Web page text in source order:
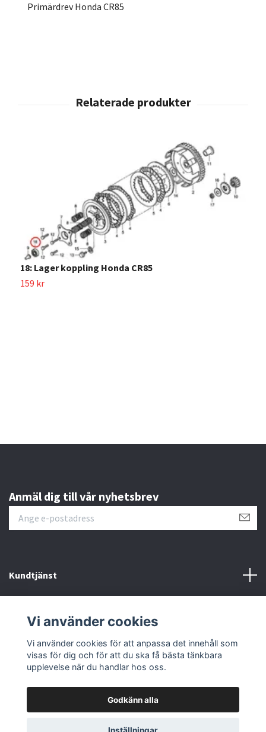
Primärdrev Honda CR85
18: Lager koppling Honda CR85
159 kr
Anmäl dig till vår nyhetsbrev
Kundtjänst
Sociala medier
© 2026 FmotoPowered by Quickbutik
Vi använder cookies
Vi använder cookies för att anpassa det innehåll som
visas för dig och för att du ska få bästa tänkbara
upplevelse när du handlar hos oss.
Godkänn alla